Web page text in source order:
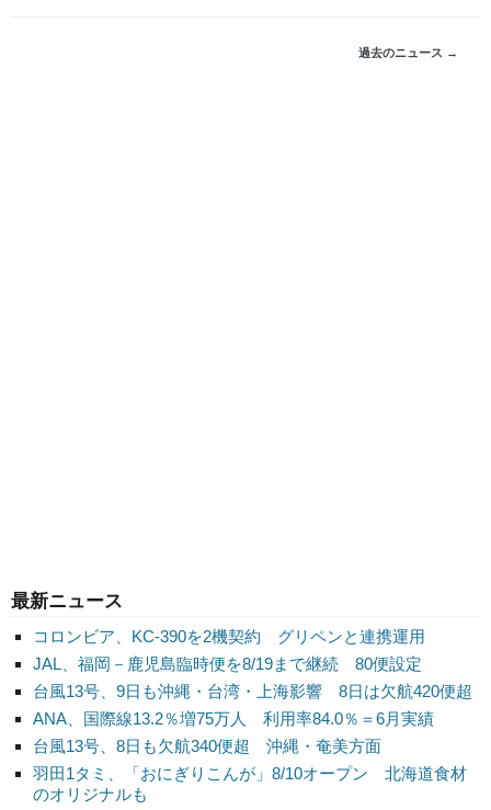
過去のニュース →
最新ニュース
コロンビア、KC-390を2機契約 グリペンと連携運用
JAL、福岡－鹿児島臨時便を8/19まで継続 80便設定
台風13号、9日も沖縄・台湾・上海影響 8日は欠航420便超
ANA、国際線13.2％増75万人 利用率84.0％＝6月実績
台風13号、8日も欠航340便超 沖縄・奄美方面
羽田1タミ、「おにぎりこんが」8/10オープン 北海道食材
のオリジナルも